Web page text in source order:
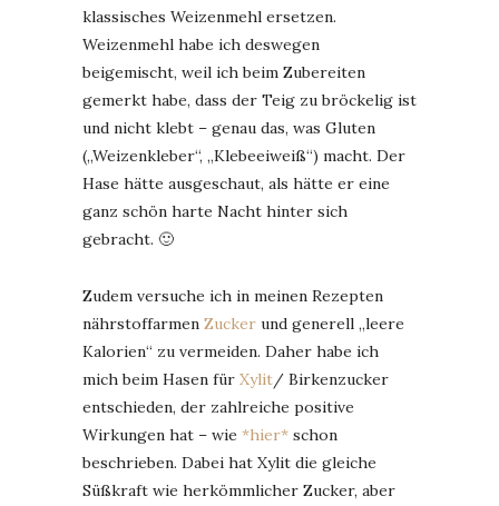
klassisches Weizenmehl ersetzen.
Weizenmehl habe ich deswegen
beigemischt, weil ich beim Zubereiten
gemerkt habe, dass der Teig zu bröckelig ist
und nicht klebt – genau das, was Gluten
(„Weizenkleber“, „Klebeeiweiß“) macht. Der
Hase hätte ausgeschaut, als hätte er eine
ganz schön harte Nacht hinter sich
gebracht. 🙂
Zudem versuche ich in meinen Rezepten
nährstoffarmen Zucker und generell „leere
Kalorien“ zu vermeiden. Daher habe ich
mich beim Hasen für Xylit/ Birkenzucker
entschieden, der zahlreiche positive
Wirkungen hat – wie *hier* schon
beschrieben. Dabei hat Xylit die gleiche
Süßkraft wie herkömmlicher Zucker, aber